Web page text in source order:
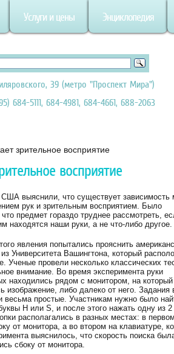
Услуги и цены Энциклопедия
39 (метро "Проспект Мира")
684-5111, 684-4981, 684-4661, 688-2063
зрительное восприятие
восприятие
выяснили, что существует зависимость
рук и зрительным восприятием. Было
предмет гораздо труднее рассмотреть,
находятся наши руки, а не что-либо другое.
явления попытались прояснить
из Университета Вашингтона, который
Ученые провели несколько классических
внимание. Во время эксперимента руки
находились рядом с монитором, на который
изображение, либо далеко от него. Задания
весьма простые. Участникам нужно было
H или S, и после этого нажать одну из 2
располагались в разных местах: в первом
от монитора, а во втором на клавиатуре,
выяснилось, что скорость поиска
сбоку от монитора.